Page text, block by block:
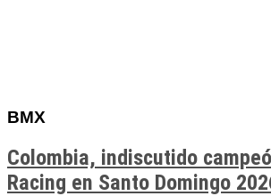
BMX
Colombia, indiscutido
Racing en Santo Domingo